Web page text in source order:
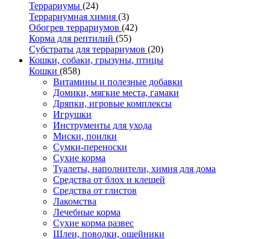
Террариумы (24)
Террариумная химия (3)
Обогрев террариумов (42)
Корма для рептилий (55)
Субстраты для террариумов (20)
Кошки, собаки, грызуны, птицы
Кошки (858)
Витамины и полезные добавки
Домики, мягкие места, гамаки
Дряпки, игровые комплексы
Игрушки
Инструменты для ухода
Миски, поилки
Сумки-переноски
Сухие корма
Туалеты, наполнители, химия для дома
Средства от блох и клещей
Средства от глистов
Лакомства
Лечебные корма
Сухие корма развес
Шлеи, поводки, ошейники